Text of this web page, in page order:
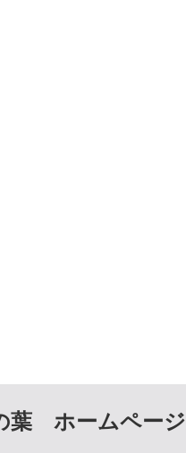
葉 ホームページ